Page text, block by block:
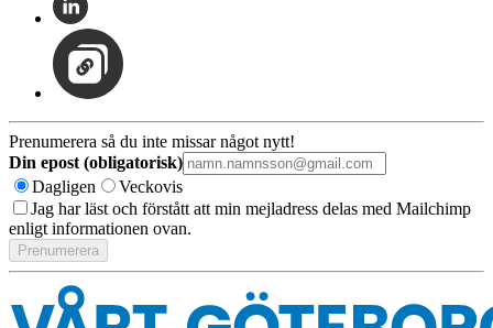
Prenumerera så du inte missar något nytt!
Din epost (obligatorisk)
Dagligen
Veckovis
Jag har läst och förstått att min mejladress delas med Mailchimp
enligt informationen ovan.